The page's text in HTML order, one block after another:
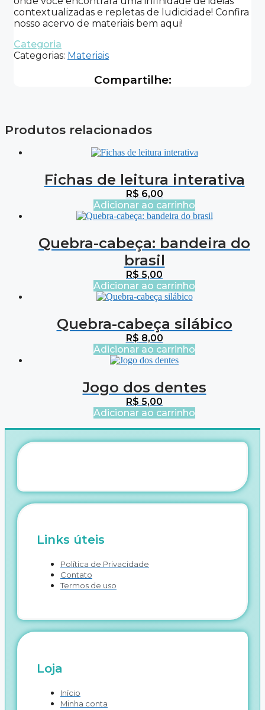
contextualizadas e repletas de ludicidade! Confira
nosso acervo de materiais bem aqui!
Categoria
Categorias: Materiais
Compartilhe:
Produtos relacionados
Fichas de leitura interativa
R$ 6,00
Adicionar ao carrinho
Quebra-cabeça: bandeira do
brasil
R$ 5,00
Adicionar ao carrinho
Quebra-cabeça silábico
R$ 8,00
Adicionar ao carrinho
Jogo dos dentes
R$ 5,00
Adicionar ao carrinho
Links úteis
Política de Privacidade
Contato
Termos de uso
Loja
Início
Minha conta